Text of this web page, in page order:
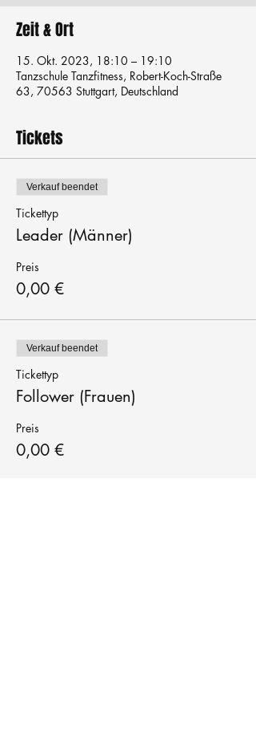
Zeit & Ort
15. Okt. 2023, 18:10 – 19:10
Tanzschule Tanzfitness, Robert-Koch-Straße
63, 70563 Stuttgart, Deutschland
Tickets
Verkauf beendet
Tickettyp
Leader (Männer)
Preis
0,00 €
Verkauf beendet
Tickettyp
Follower (Frauen)
Preis
0,00 €